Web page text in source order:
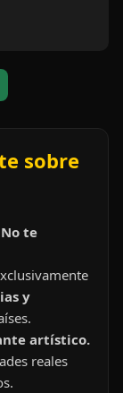
sobre
te
y
artístico.
reales